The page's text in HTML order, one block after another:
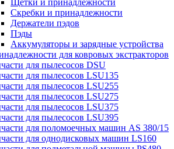
Щетки и принадлежности
Скребки и принадлежности
Держатели пэдов
Пэды
Аккумуляторы и зарядные устройства
для ковровых экстракторов
для пылесосов DSU
для пылесосов LSU135
для пылесосов LSU255
для пылесосов LSU275
для пылесосов LSU375
для пылесосов LSU395
для поломоечных машин AS 380/15
для однодисковых машин LS160